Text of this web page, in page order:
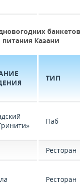
Казани
ТИП
Паб
Ресторан
Ресторан